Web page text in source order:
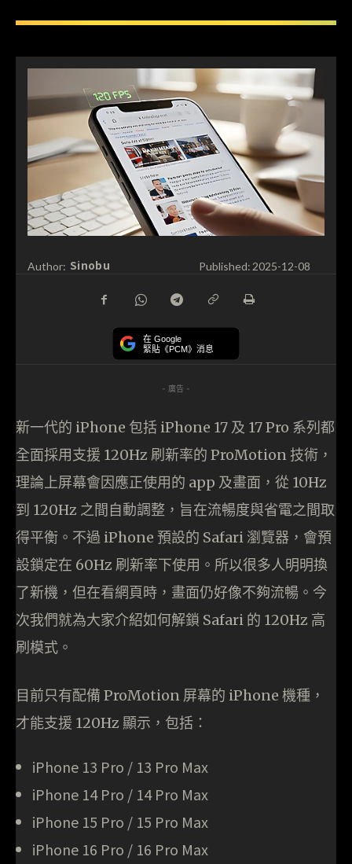
Author: Sinobu Published: 2025-12-08
在 Google
緊貼《PCM》消息
- 廣告 -
新一代的 iPhone 包括 iPhone 17 及 17 Pro 系列都
全面採用支援 120Hz 刷新率的 ProMotion 技術，
理論上屏幕會因應正使用的 app 及畫面，從 10Hz
到 120Hz 之間自動調整，旨在流暢度與省電之間取
得平衡。不過 iPhone 預設的 Safari 瀏覽器，會預
設鎖定在 60Hz 刷新率下使用。所以很多人明明換
了新機，但在看網頁時，畫面仍好像不夠流暢。今
次我們就為大家介紹如何解鎖 Safari 的 120Hz 高
刷模式。
目前只有配備 ProMotion 屏幕的 iPhone 機種，
才能支援 120Hz 顯示，包括：
iPhone 13 Pro / 13 Pro Max
iPhone 14 Pro / 14 Pro Max
iPhone 15 Pro / 15 Pro Max
iPhone 16 Pro / 16 Pro Max